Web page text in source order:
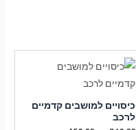
כיסויים למושבים קדמיים
לרכב